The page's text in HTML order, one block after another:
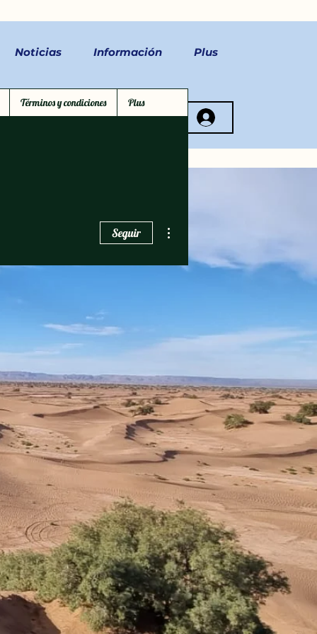
Noticias Información Plus
nous
Seguir
Términos y condiciones Plus